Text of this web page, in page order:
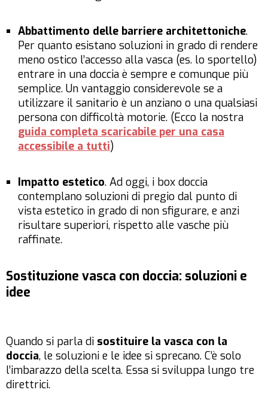
Abbattimento delle barriere architettoniche.
Per quanto esistano soluzioni in grado di rendere
meno ostico l’accesso alla vasca (es. lo sportello)
entrare in una doccia è sempre e comunque più
semplice. Un vantaggio considerevole se a
utilizzare il sanitario è un anziano o una qualsiasi
persona con difficoltà motorie. (Ecco la nostra
guida completa scaricabile per una casa
accessibile a tutti)
Impatto estetico. Ad oggi, i box doccia
contemplano soluzioni di pregio dal punto di
vista estetico in grado di non sfigurare, e anzi
risultare superiori, rispetto alle vasche più
raffinate.
Sostituzione vasca con doccia: soluzioni e
idee
Quando si parla di sostituire la vasca con la
doccia, le soluzioni e le idee si sprecano. C’è solo
l’imbarazzo della scelta. Essa si sviluppa lungo tre
direttrici.